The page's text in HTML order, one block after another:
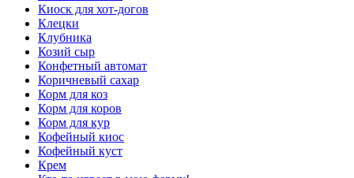
Киоск для хот-догов
Клецки
Клубника
Козий сыр
Конфетный автомат
Коричневый сахар
Корм для коз
Корм для коров
Корм для кур
Кофейный киос
Кофейный куст
Крем